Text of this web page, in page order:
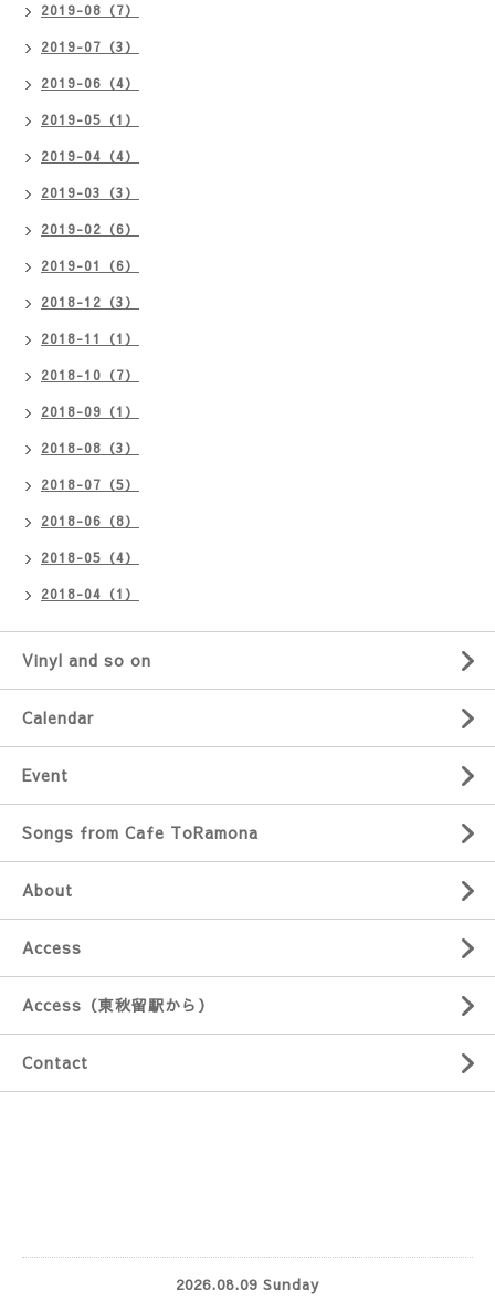
2019-08（7）
2019-07（3）
2019-06（4）
2019-05（1）
2019-04（4）
2019-03（3）
2019-02（6）
2019-01（6）
2018-12（3）
2018-11（1）
2018-10（7）
2018-09（1）
2018-08（3）
2018-07（5）
2018-06（8）
2018-05（4）
2018-04（1）
Vinyl and so on
Calendar
Event
Songs from Cafe ToRamona
About
Access
Access（東秋留駅から）
Contact
2026.08.09 Sunday